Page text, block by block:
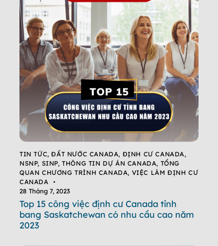
TIN TỨC,ĐẤT NƯỚC CANADA, ĐỊNH CƯ CANADA,
NSNP, SINP,THÔNG TIN DỰ ÁN CANADA, TỔNG
QUAN CHƯƠNG TRÌNH CANADA, VIỆC LÀM ĐỊNH CƯ
CANADA
28 Tháng 7, 2023
Top 15 công việc định cư Canada tỉnh
bang Saskatchewan có nhu cầu cao năm
2023